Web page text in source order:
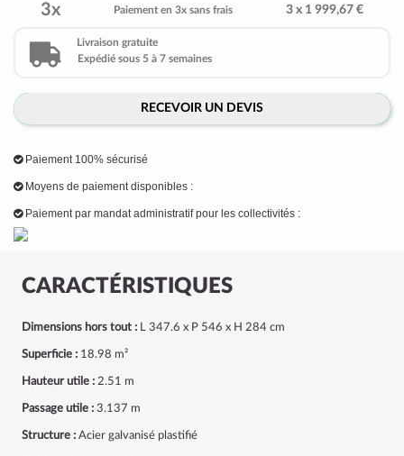
CARACTÉRISTIQUES
Dimensions hors tout : L 347.6 x P 546 x H 284 cm
Superficie : 18.98 m²
Hauteur utile : 2.51 m
Passage utile : 3.137 m
Structure : Acier galvanisé plastifié
3x Paiement en 3x sans frais 3 x 1 999,67 €
Livraison gratuite
Expédié sous 5 à 7 semaines
RECEVOIR UN DEVIS
Paiement 100% sécurisé
Moyens de paiement disponibles :
Paiement par mandat administratif pour les collectivités :